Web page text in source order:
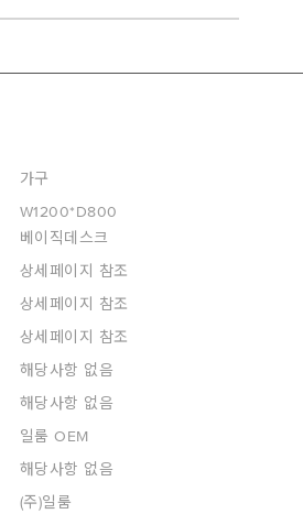
가구
W1200*D800
베이직데스크
상세페이지 참조
상세페이지 참조
상세페이지 참조
해당사항 없음
해당사항 없음
일룸 OEM
해당사항 없음
(주)일룸